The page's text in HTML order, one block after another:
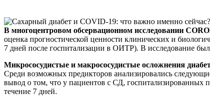
В многоцентровом обсервационном исследовании
оценка прогностической ценности клинических и
7 дней после госпитализации в ОИТР). В исследование
Микрососудистые и макрососудистые осложнения
Среди возможных предикторов анализировались
вывод о том, что у пациентов с СД,
течение 7 дней.